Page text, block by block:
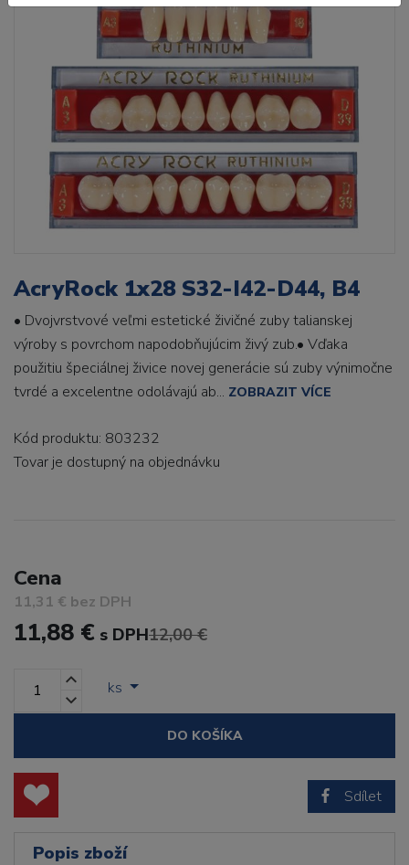
AcryRock 1x28 S32-I42-D44, B4
• Dvojvrstvové veľmi estetické živičné zuby talianskej
výroby s povrchom napodobňujúcim živý zub.• Vďaka
použitiu špeciálnej živice novej generácie sú zuby výnimočne
tvrdé a excelentne odolávajú ab... ZOBRAZIT VÍCE
Kód produktu: 803232
Tovar je dostupný na objednávku
Cena
11,31 € bez DPH
11,88 € s DPH12,00 €
ks
DO KOŠÍKA
Sdílet
Popis zboží